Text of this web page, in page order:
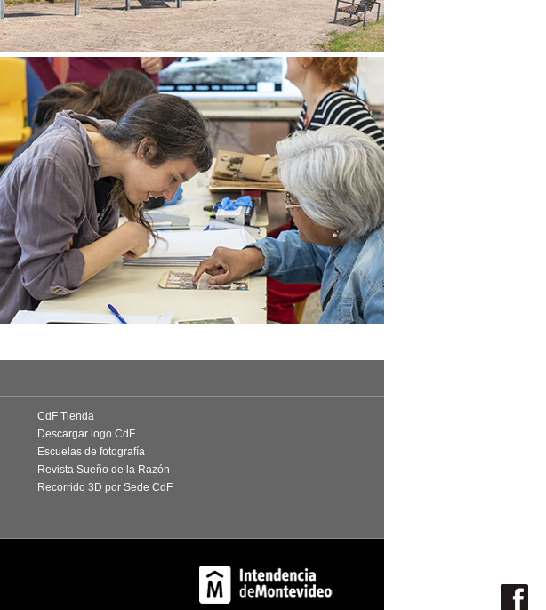
CdF Tienda
Descargar logo CdF
Escuelas de fotografía
Revista Sueño de la Razón
Recorrido 3D por Sede CdF